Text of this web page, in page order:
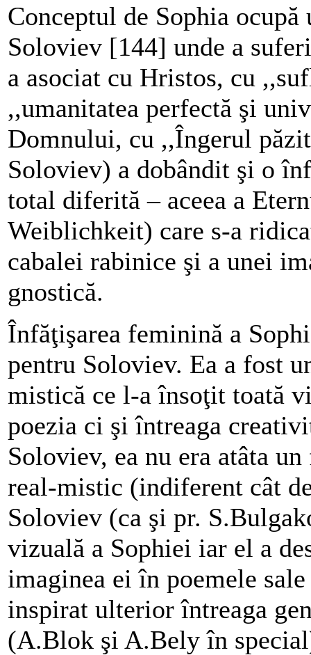
Conceptul de Sophia
Soloviev [144] unde a
a asociat cu Hristos, cu
,,umanitatea perfectă şi
Domnului, cu ,,Îngerul
Soloviev) a dobândit şi o
total diferită – aceea a
Weiblichkeit) care s-a
cabalei rabinice şi a unei
gnostică.
Înfăţişarea feminină a
pentru Soloviev. Ea a fost
mistică ce l-a însoţit toată
poezia ci şi întreaga
Soloviev, ea nu era atâta
real-mistic (indiferent cât
Soloviev (ca şi pr.
vizuală a Sophiei iar el a
imaginea ei în poemele
inspirat ulterior întreaga
(A.Blok şi A.Bely în